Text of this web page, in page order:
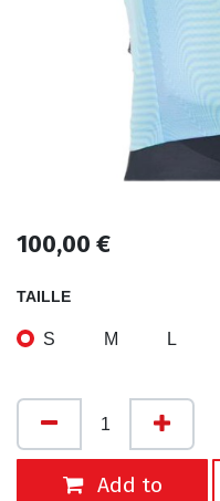
100,00 €
TAILLE
S M L
Add to